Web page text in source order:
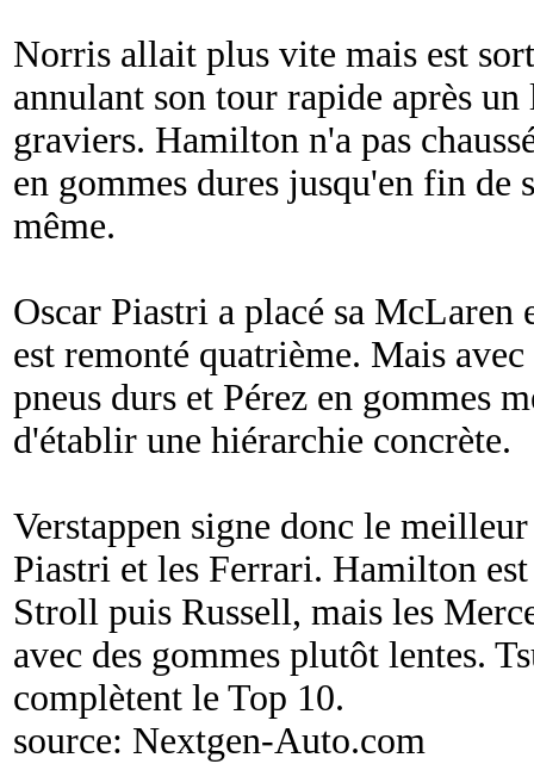
Norris allait plus vite mais est
annulant son tour rapide après un
graviers. Hamilton n'a pas
en gommes dures jusqu'en fin de
même.
Oscar Piastri a placé sa McLaren
est remonté quatrième. Mais
pneus durs et Pérez en gommes
d'établir une hiérarchie concrète.
Verstappen signe donc le
Piastri et les Ferrari. Hamilton
Stroll puis Russell, mais les
avec des gommes plutôt lentes.
complètent le Top 10.
source: Nextgen-Auto.com